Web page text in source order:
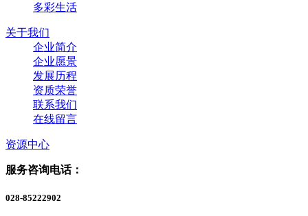
多彩生活
关于我们
企业简介
企业愿景
发展历程
资质荣誉
联系我们
在线留言
资源中心
服务咨询电话：
028-85222902